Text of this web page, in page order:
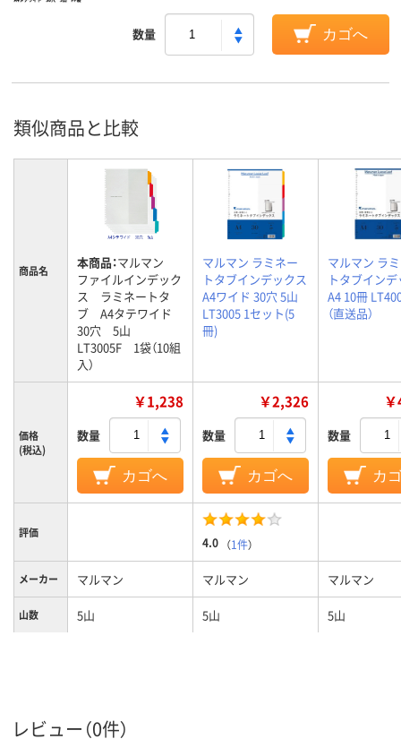
数量 カゴへ
類似商品と比較
商品名 本商品：マルマン
ファイルインデック
ス ラミネートタ
ブ A4タテワイド
30穴 5山
LT3005F 1袋（10組
入）
マルマン ラミネー
トタブインデックス
A4ワイド 30穴 5山
LT3005 1セット(5
冊)
マルマン ラ
トタブイン
A4 10冊
（直送品）
価格
(税込)
￥1,238
数量
カゴへ
￥2,326
数量
カゴへ
数量
カ
評価
4.0 （1件）
メーカー マルマン マルマン マルマン
山数 5山 5山 5山
穴数 30穴
レビュー（0件）